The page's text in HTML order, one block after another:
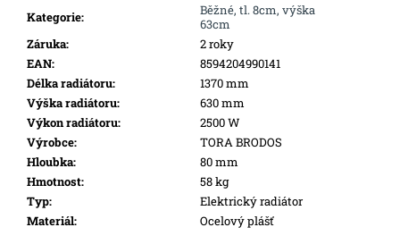
Kategorie:
Běžné, tl. 8cm, výška
63cm
Záruka:
2 roky
EAN:
8594204990141
Délka radiátoru:
1370 mm
Výška radiátoru:
630 mm
Výkon radiátoru:
2500 W
Výrobce:
TORA BRODOS
Hloubka:
80 mm
Hmotnost:
58 kg
Typ:
Elektrický radiátor
Materiál: Ocelový plášť
e
m
e
TOPNÝ
PANEL
NÍZKÝ
TN200
2000
W
11